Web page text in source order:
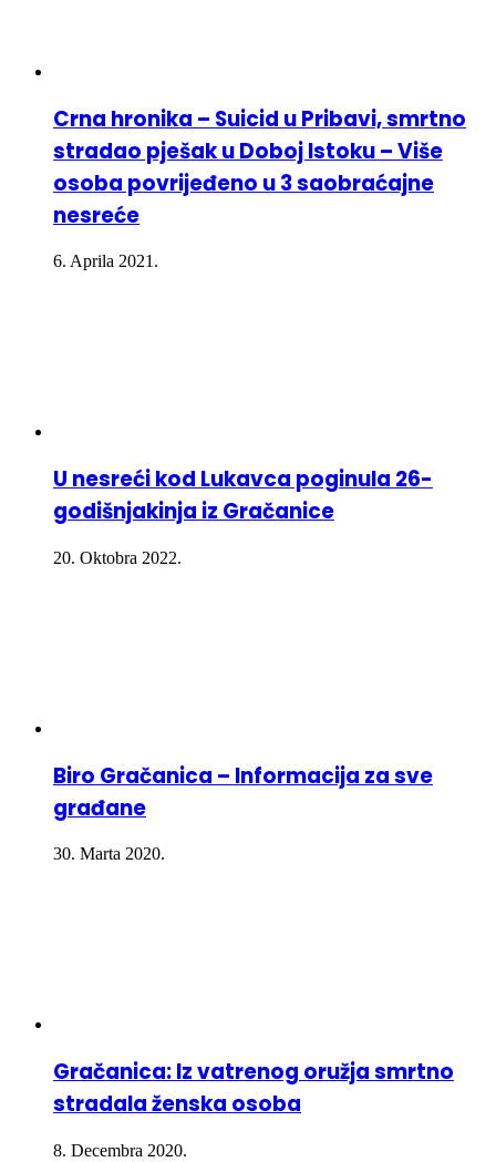
Crna hronika – Suicid u Pribavi, smrtno
stradao pješak u Doboj Istoku – Više
osoba povrijeđeno u 3 saobraćajne
nesreće
6. Aprila 2021.
U nesreći kod Lukavca poginula 26-
godišnjakinja iz Gračanice
20. Oktobra 2022.
Biro Gračanica – Informacija za sve
građane
30. Marta 2020.
Gračanica: Iz vatrenog oružja smrtno
stradala ženska osoba
8. Decembra 2020.